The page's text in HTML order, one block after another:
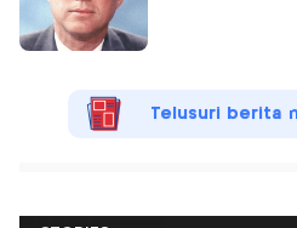
Telusuri berita